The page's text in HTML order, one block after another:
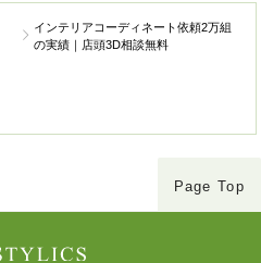
インテリアコーディネート依頼2万組
の実績｜店頭3D相談無料
Page Top